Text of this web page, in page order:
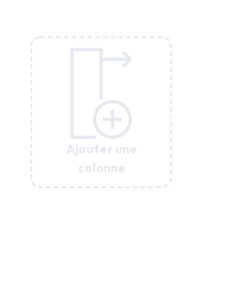
Ajouter une
colonne
Ajouter une
colonne
Ajouter une
colonne
Ajouter une
colonne